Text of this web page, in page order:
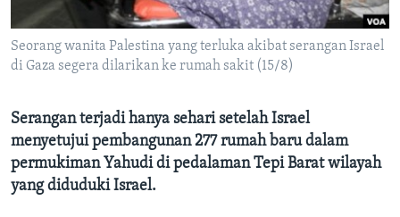
Seorang wanita Palestina yang terluka akibat serangan Israel
di Gaza segera dilarikan ke rumah sakit (15/8)
Serangan terjadi hanya sehari setelah Israel
menyetujui pembangunan 277 rumah baru dalam
permukiman Yahudi di pedalaman Tepi Barat wilayah
yang diduduki Israel.